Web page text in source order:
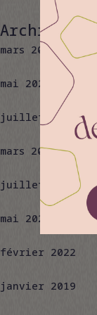
Archives
mars 2025
mai 2024
juillet 2023
mars 2023
juillet 2022
mai 2022
février 2022
janvier 2019